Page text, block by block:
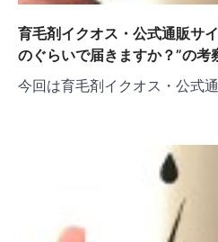
育毛剤イクオス・公式通販サ
のぐらいで届きますか？”の考
今回は育毛剤イクオス・公式